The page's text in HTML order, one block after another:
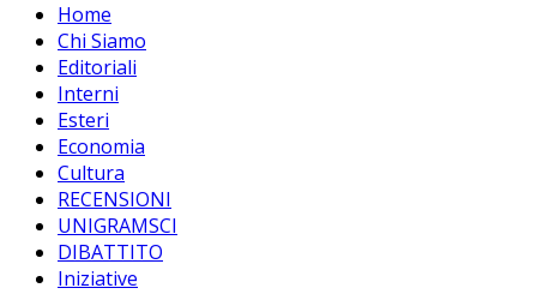
Home
Chi Siamo
Editoriali
Interni
Esteri
Economia
Cultura
RECENSIONI
UNIGRAMSCI
DIBATTITO
Iniziative